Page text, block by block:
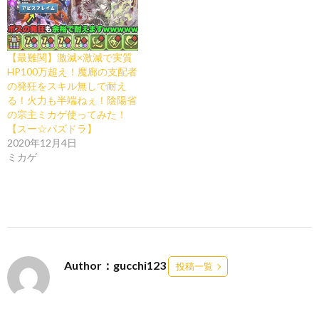
【最難関】激減×激減で実質
HP100万超え！魔廊の支配者
の発狂をスキル無しで耐え
る！火力も半端ねぇ！陰陽省
の宗主ミカゲ使ってみた！
【スー☆パズドラ】
2020年12月4日
ミカゲ
Author：gucchi123 投稿一覧